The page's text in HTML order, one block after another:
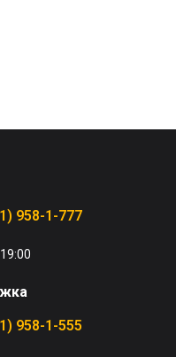
958-1-777
958-1-555